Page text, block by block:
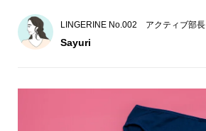
LINGERINE No.002 アクティブ部長
Sayuri